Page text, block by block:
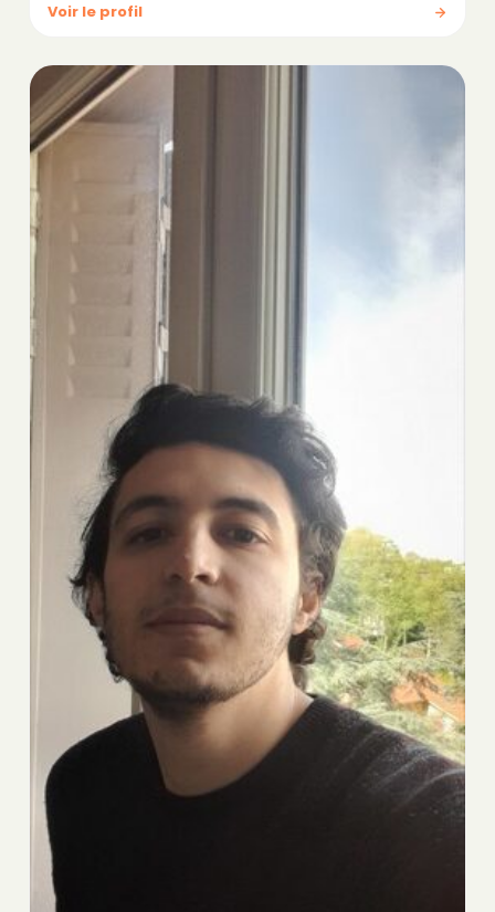
Voir le profil